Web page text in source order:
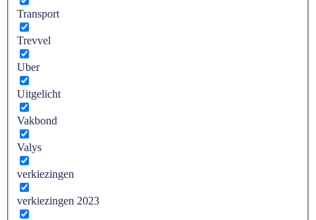
Transport
Trevvel
Uber
Uitgelicht
Vakbond
Valys
verkiezingen
verkiezingen 2023